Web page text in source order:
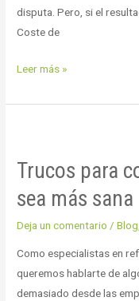
disputa. Pero, si el
Coste de
Leer más »
Trucos para
sea más sana
Deja un comentario /Blog
Como especialistas en
queremos hablarte de
demasiado desde las
conseguir
tu
casa
sea
más
sana